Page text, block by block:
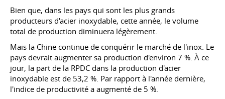
Bien que, dans les pays qui sont les plus grands
producteurs d'acier inoxydable, cette année, le volume
total de production diminuera légèrement.
Mais la Chine continue de conquérir le marché de l'inox. Le
pays devrait augmenter sa production d'environ 7 %. À ce
jour, la part de la RPDC dans la production d'acier
inoxydable est de 53,2 %. Par rapport à l'année dernière,
l'indice de productivité a augmenté de 5 %.